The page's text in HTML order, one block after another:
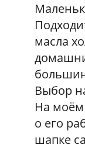
масла
Выбор
На моём
о его
шапке